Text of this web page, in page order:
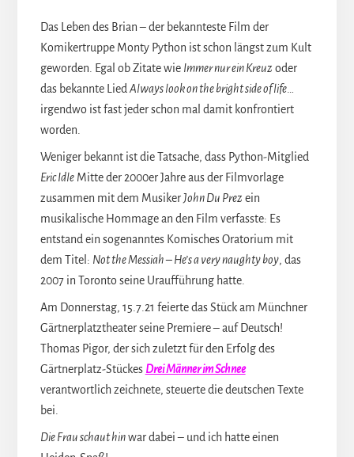
Das Leben des Brian – der bekannteste Film der
Komikertruppe Monty Python ist schon längst zum Kult
geworden. Egal ob Zitate wie Immer nur ein Kreuz oder
das bekannte LiedAlways look on the bright side of life…
irgendwo ist fast jeder schon mal damit konfrontiert
worden.
Weniger bekannt ist die Tatsache, dass Python-Mitglied
Eric IdleMitte der 2000er Jahre aus der Filmvorlage
zusammen mit dem MusikerJohn Du Prez ein
musikalische Hommage an den Film verfasste: Es
entstand ein sogenanntes Komisches Oratorium mit
dem Titel: Not the Messiah – He’s a very naughty boy, das
2007 in Toronto seine Uraufführung hatte.
Am Donnerstag, 15.7.21 feierte das Stück am Münchner
Gärtnerplatztheater seine Premiere – auf Deutsch!
Thomas Pigor, der sich zuletzt für den Erfolg des
Gärtnerplatz-Stückes Drei Männer im Schnee
verantwortlich zeichnete, steuerte die deutschen Texte
bei.
Die Frau schaut hinwar dabei – und ich hatte einen